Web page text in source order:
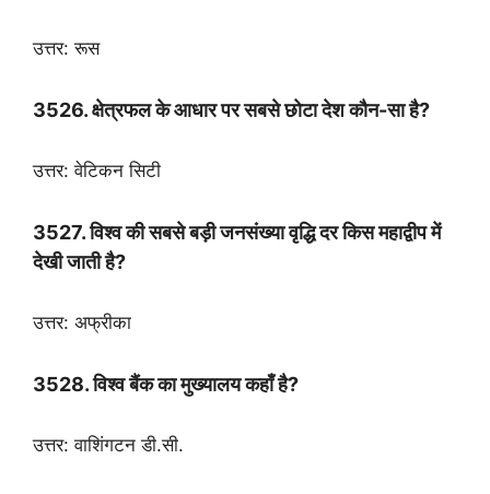
उत्तर: रूस
3526. क्षेत्रफल के आधार पर सबसे छोटा देश कौन-सा है?
उत्तर: वेटिकन सिटी
3527. विश्व की सबसे बड़ी जनसंख्या वृद्धि दर किस महाद्वीप में
देखी जाती है?
उत्तर: अफ्रीका
3528. विश्व बैंक का मुख्यालय कहाँ है?
उत्तर: वाशिंगटन डी.सी.